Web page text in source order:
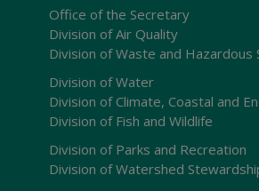
Office of the Secretary
Division of Air Quality
Division of Waste and Hazardous
Division of Water
Division of Climate, Coastal and
Division of Fish and Wildlife
Division of Parks and Recreation
Division of Watershed